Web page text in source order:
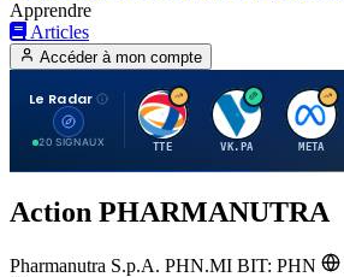
Apprendre
Articles
Accéder à mon compte
Le Radar
20 SIGNAUX
T
TTE
V
VK.PA
M
META
Action PHARMANUTRA
Pharmanutra S.p.A. PHN.MI BIT: PHN